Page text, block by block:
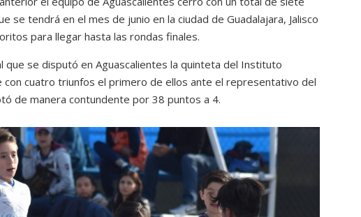
se tendrá en el mes de junio en la ciudad de Guadalajara, Jalisco
para llegar hasta las rondas finales.
que se disputó en Aguascalientes la quinteta del Instituto
con cuatro triunfos el primero de ellos ante el representativo del
de manera contundente por 38 puntos a 4.